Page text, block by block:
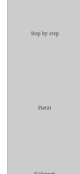
Step by step
Pietät